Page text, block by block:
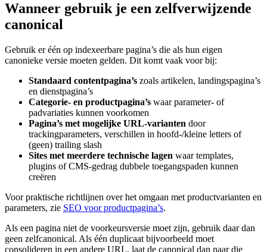
Wanneer gebruik je een zelfverwijzende
canonical
Gebruik er één op indexeerbare pagina’s die als hun eigen
canonieke versie moeten gelden. Dit komt vaak voor bij:
Standaard contentpagina’s zoals artikelen, landingspagina’s
en dienstpagina’s
Categorie- en productpagina’s waar parameter- of
padvariaties kunnen voorkomen
Pagina’s met mogelijke URL-varianten door
trackingparameters, verschillen in hoofd-/kleine letters of
(geen) trailing slash
Sites met meerdere technische lagen waar templates,
plugins of CMS-gedrag dubbele toegangspaden kunnen
creëren
Voor praktische richtlijnen over het omgaan met productvarianten en
parameters, zie SEO voor productpagina’s.
Als een pagina niet de voorkeursversie moet zijn, gebruik daar dan
geen zelfcanonical. Als één duplicaat bijvoorbeeld moet
consolideren in een andere URL, laat de canonical dan naar die